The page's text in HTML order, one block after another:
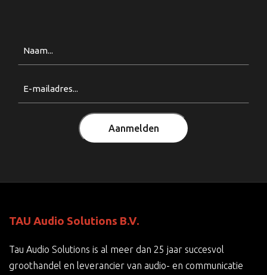
Aanmelden
TAU Audio Solutions B.V.
Tau Audio Solutions is al meer dan 25 jaar succesvol
groothandel en leverancier van audio- en communicatie